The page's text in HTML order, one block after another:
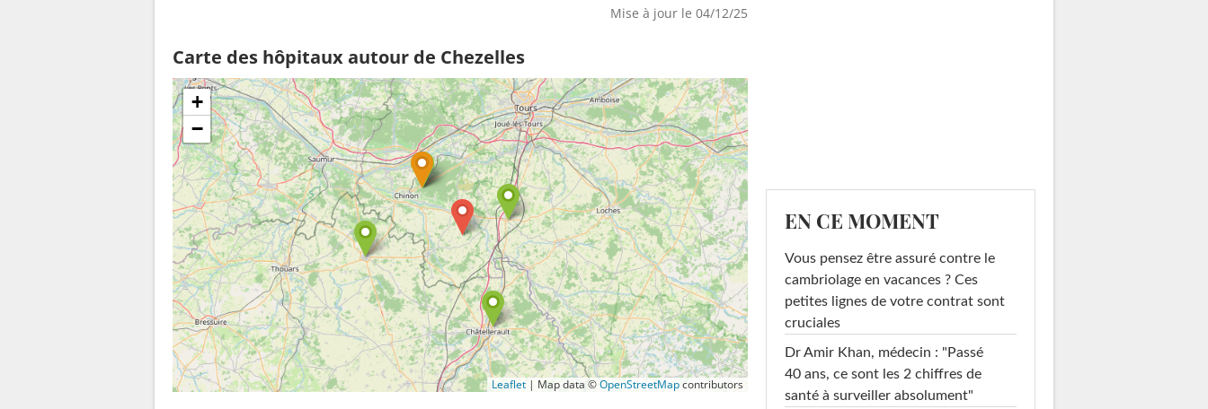
Mise à jour le 04/12/25
Carte des hôpitaux autour de Chezelles
+
−
Leaflet | Map data ©OpenStreetMapcontributors
EN CE MOMENT
Vous pensez être assuré contre le
cambriolage en vacances ? Ces
petites lignes de votre contrat sont
cruciales
Dr Amir Khan, médecin : "Passé
40 ans, ce sont les 2 chiffres de
santé à surveiller absolument"